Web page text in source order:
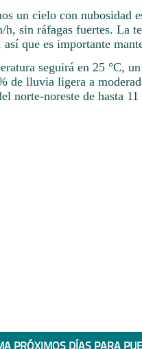
un cielo con nubosidad
h, sin ráfagas fuertes. La
que es importante
seguirá en 25 °C,
de lluvia ligera a
norte-noreste de hasta
PRÓXIMOS DÍAS PARA